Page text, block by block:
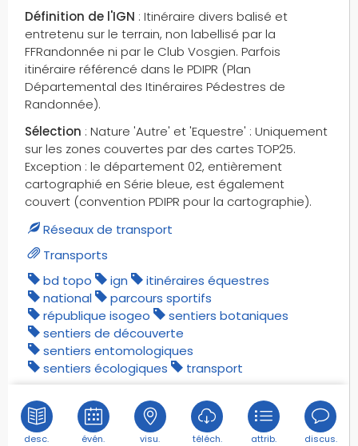
hydrocarbures gazeux
hydrocarbures liquides
hydrographie
héliports
hôtels
ign
industrie
insee
internet
iris ge
isthmes
itineraires verts
itinéraires cyclables
itinéraires équestres
jardinets
jardinières
jo paris 2024
journaux
Définition de l'IGN : Itinéraire divers balisé et
entretenu sur le terrain, non labellisé par la
FFRandonnée ni par le Club Vosgien. Parfois
itinéraire référencé dans le PDIPR (Plan
Départemental des Itinéraires Pédestres de
Randonnée).
Sélection : Nature 'Autre' et 'Equestre' : Uniquement
sur les zones couvertes par des cartes TOP25.
Exception : le département 02, entièrement
cartographié en Série bleue, est également
couvert (convention PDIPR pour la cartographie).
Réseaux de transport
Transports
bd topo
ign
itinéraires équestres
national
parcours sportifs
république isogeo
sentiers botaniques
sentiers de découverte
sentiers entomologiques
sentiers écologiques
transport
desc. évén. visu. téléch. attrib. discus.